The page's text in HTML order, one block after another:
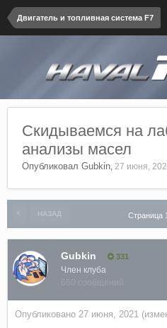
Двигатель и топливная система F7
Скидываемся на
анализы масел
Опубликовал Gubkin, 27 июня,
НАЗАД Страница
Gubkin 331
Член клуба
660 сообщений
Опубликовано 27 июня, 2021